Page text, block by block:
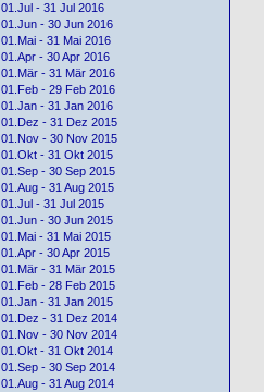
01.Jul - 31 Jul 2016
01.Jun - 30 Jun 2016
01.Mai - 31 Mai 2016
01.Apr - 30 Apr 2016
01.Mär - 31 Mär 2016
01.Feb - 29 Feb 2016
01.Jan - 31 Jan 2016
01.Dez - 31 Dez 2015
01.Nov - 30 Nov 2015
01.Okt - 31 Okt 2015
01.Sep - 30 Sep 2015
01.Aug - 31 Aug 2015
01.Jul - 31 Jul 2015
01.Jun - 30 Jun 2015
01.Mai - 31 Mai 2015
01.Apr - 30 Apr 2015
01.Mär - 31 Mär 2015
01.Feb - 28 Feb 2015
01.Jan - 31 Jan 2015
01.Dez - 31 Dez 2014
01.Nov - 30 Nov 2014
01.Okt - 31 Okt 2014
01.Sep - 30 Sep 2014
01.Aug - 31 Aug 2014